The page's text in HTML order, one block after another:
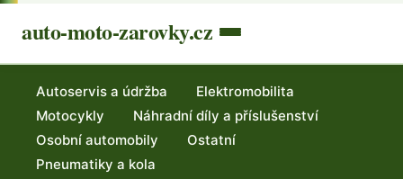
auto-moto-zarovky.cz
Autoservis a údržba
Elektromobilita
Motocykly
Náhradní díly a příslušenství
Osobní automobily
Ostatní
Pneumatiky a kola